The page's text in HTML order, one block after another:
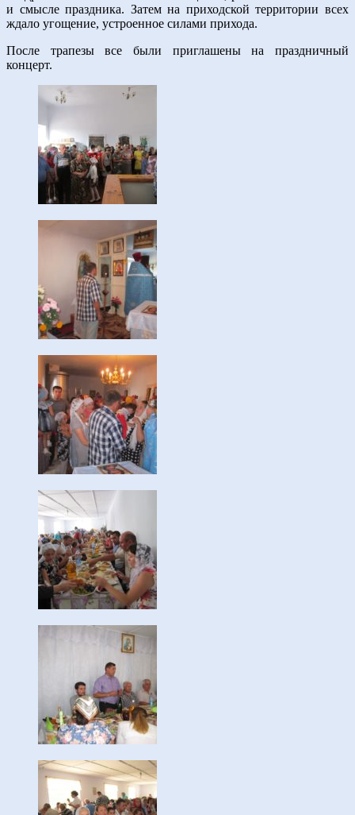
и смысле праздника. Затем на приходской территории всех
ждало угощение, устроенное силами прихода.
После трапезы все были приглашены на праздничный
концерт.